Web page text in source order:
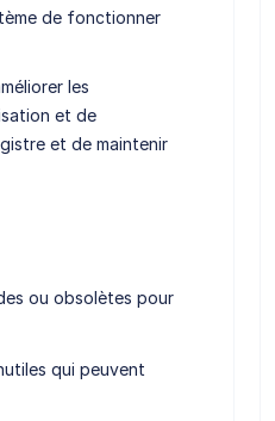
de fonctionner
les
et de
et de maintenir
ou obsolètes pour
qui peuvent